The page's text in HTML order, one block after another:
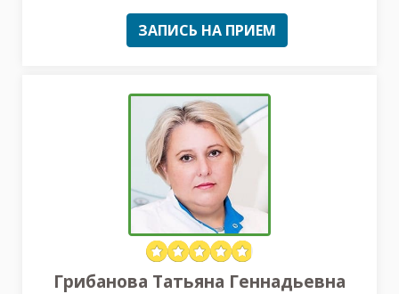
ЗАПИСЬ НА ПРИЕМ
Грибанова Татьяна Геннадьевна